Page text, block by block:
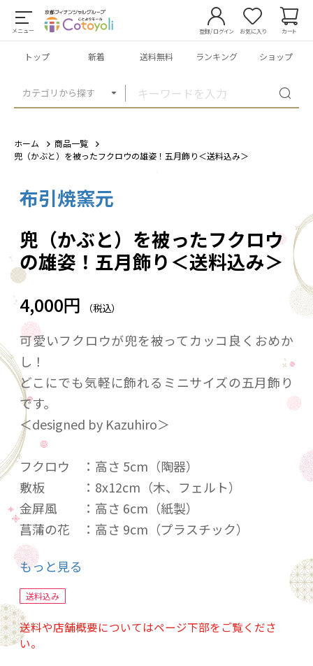
メニュー
カテゴリから探す
登録/ログイン お気に入り カート
トップ 新着 送料無料 ランキング ショップ
ホーム
商品一覧
兜（かぶと）を被ったフクロウの雄姿！五月飾り＜送料込み＞
布引焼窯元
兜（かぶと）を被ったフクロウ
の雄姿！五月飾り＜送料込み＞
4,000円 （税込）
可愛いフクロウが兜を被ってカッコ良くおめか
し！
どこにでも気軽に飾れるミニサイズの五月飾り
です。
＜designed by Kazuhiro＞
フクロウ ：高さ 5cm（陶器）
敷板 ：8x12cm（木、フェルト）
金屏風 ：高さ 6cm（紙製）
菖蒲の花 ：高さ 9cm（プラスチック）
化粧箱付き
カラーは4色からお選びいただけます。ご購入
時、「ご注文手続き」画面の「お問い合わせ
欄」にご希望のカラーを1色ご入力ください。
もっと見る
送料込み
送料や店舗概要についてはページ下部をご覧くださ
い。